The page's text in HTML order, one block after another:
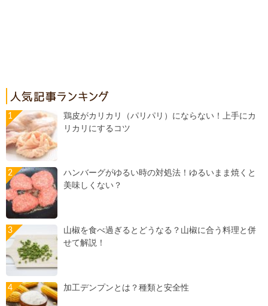
鶏皮がカリカリ（パリパリ）にならない！上手にカ
リカリにするコツ
ハンバーグがゆるい時の対処法！ゆるいまま焼くと
美味しくない？
山椒を食べ過ぎるとどうなる？山椒に合う料理と併
せて解説！
加工デンプンとは？種類と安全性